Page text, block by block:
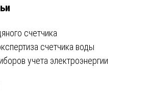
счетчика
счетчика воды
учета электроэнергии